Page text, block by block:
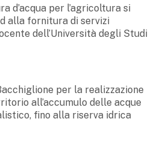
d’acqua per l’agricoltura si
alla fornitura di servizi
dell’Università degli Studi
per la realizzazione
all’accumulo delle acque
fino alla riserva idrica